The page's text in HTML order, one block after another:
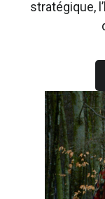
stratégique,